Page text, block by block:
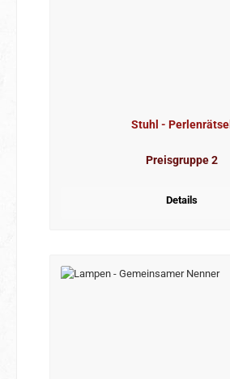
Stuhl - Perlenrätsel
Preisgruppe 2
Details